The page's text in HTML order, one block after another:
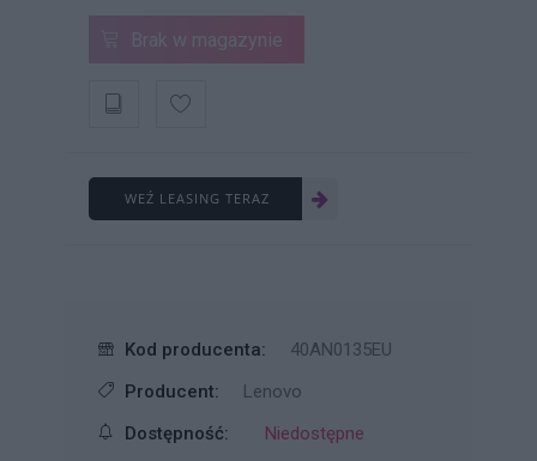
Brak w magazynie
WEŹ LEASING TERAZ
Kod producenta:
40AN0135EU
Producent:
Lenovo
Dostępność:
Niedostępne